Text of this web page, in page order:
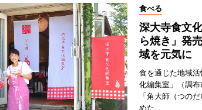
食べる
深大寺食文
ら焼き」発
域を元気に
食を通じた地域
化編集室」（調布
「角大師（つの
めた。